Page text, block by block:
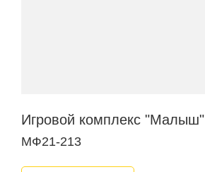
Игровой комплекс "Малыш"
МФ21-213